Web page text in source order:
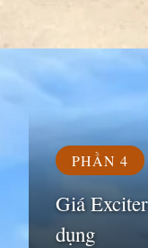
PHẦN 4
Giá
dụng